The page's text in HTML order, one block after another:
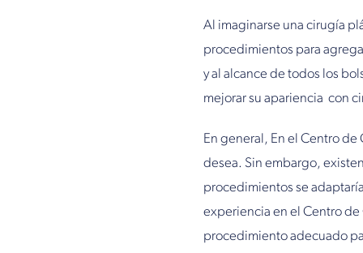
Al imaginarse una cirugía
procedimientos para
y al alcance de todos los
mejorar su apariencia con
En general, En el Centro
desea. Sin embargo,
procedimientos se
experiencia en el Centro
procedimiento adecuado